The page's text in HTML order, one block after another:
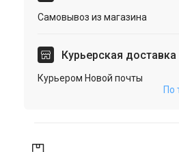
Самовывоз из магазина
Курьерская доставка
Курьером Новой почты
По